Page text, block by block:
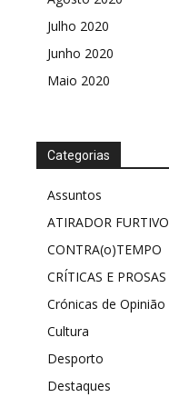
Julho 2020
Junho 2020
Maio 2020
Categorias
Assuntos
ATIRADOR FURTIVO
CONTRA(o)TEMPO
CRÍTICAS E PROSAS
Crónicas de Opinião
Cultura
Desporto
Destaques